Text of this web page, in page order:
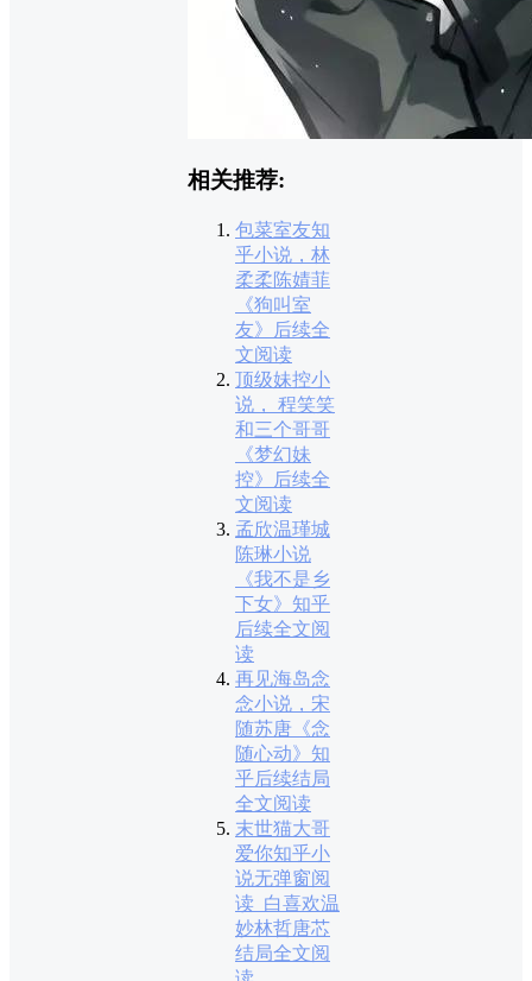
相关推荐:
包菜室友知
乎小说，林
柔柔陈婧菲
《狗叫室
友》后续全
文阅读
顶级妹控小
说， 程笑笑
和三个哥哥
《梦幻妹
控》后续全
文阅读
孟欣温瑾城
陈琳小说
《我不是乡
下女》知乎
后续全文阅
读
再见海岛念
念小说，宋
随苏唐《念
随心动》知
乎后续结局
全文阅读
末世猫大哥
爱你知乎小
说无弹窗阅
读_白喜欢温
妙林哲唐芯
结局全文阅